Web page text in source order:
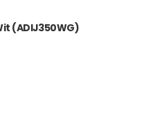
(ADIJ350WG)